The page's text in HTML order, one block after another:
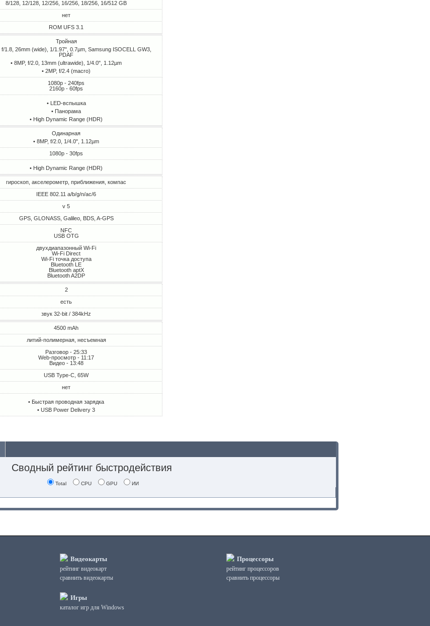
8/128, 12/128, 12/256, 16/256, 18/256, 16/512 GB
нет
ROM UFS 3.1
Тройная
f/1.8, 26mm (wide), 1/1.97", 0.7µm, Samsung ISOCELL GW3,
PDAF
• 8MP, f/2.0, 13mm (ultrawide), 1/4.0", 1.12µm
• 2MP, f/2.4 (macro)
1080p - 240fps
2160p - 60fps
• LED-вспышка
• Панорама
• High Dynamic Range (HDR)
Одинарная
• 8MP, f/2.0, 1/4.0", 1.12µm
1080p - 30fps
• High Dynamic Range (HDR)
гироскоп, акселерометр, приближения, компас
IEEE 802.11 a/b/g/n/ac/6
v 5
GPS, GLONASS, Galileo, BDS, A-GPS
NFC
USB OTG
двухдиапазонный Wi-Fi
Wi-Fi Direct
Wi-Fi точка доступа
Bluetooth LE
Bluetooth aptX
Bluetooth A2DP
2
есть
звук 32-bit / 384kHz
4500 mAh
литий-полимерная, несъемная
Разговор - 25:33
Web-просмотр - 11:17
Видео - 13:48
USB Type-C, 65W
нет
• Быстрая проводная зарядка
• USB Power Delivery 3
Сводный рейтинг быстродействия
Total CPU GPU ИИ
Видеокарты
рейтинг видеокарт
сравнить видеокарты
Игры
каталог игр для Windows
Процессоры
рейтинг процессоров
сравнить процессоры